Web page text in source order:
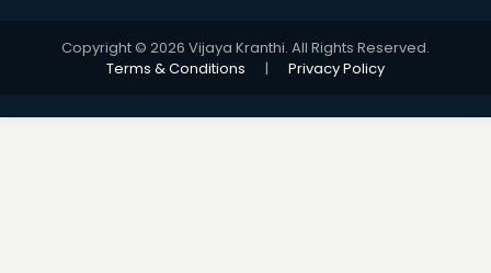
Copyright © 2026 Vijaya Kranthi. All Rights Reserved.
Terms & Conditions
| Privacy Policy